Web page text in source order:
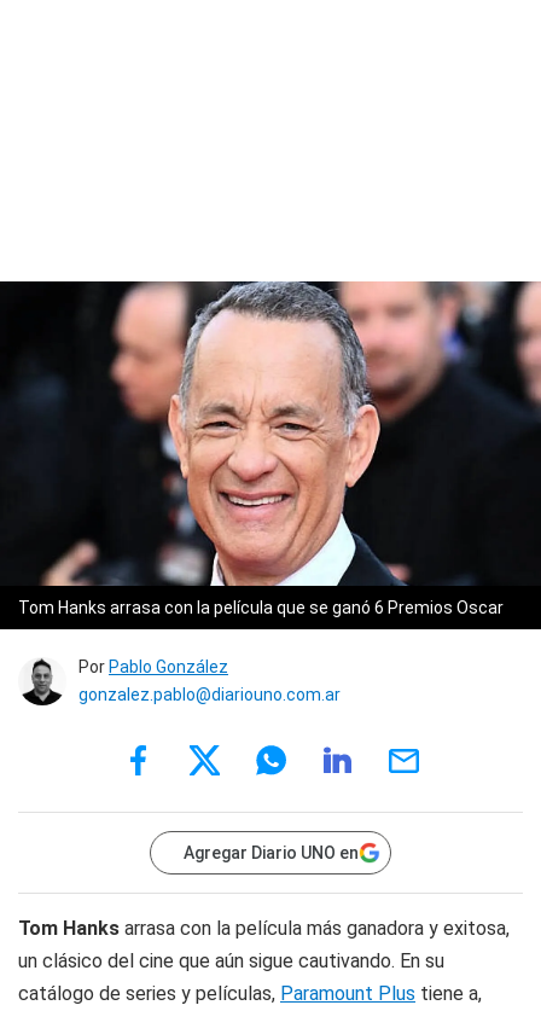
Tom Hanks arrasa con la película que se ganó 6 Premios Oscar
Por Pablo González
gonzalez.pablo@diariouno.com.ar
Agregar Diario UNO en
Tom Hanks arrasa con la película más ganadora y exitosa,
un clásico del cine que aún sigue cautivando. En su
catálogo de series y películas, Paramount Plus tiene a,